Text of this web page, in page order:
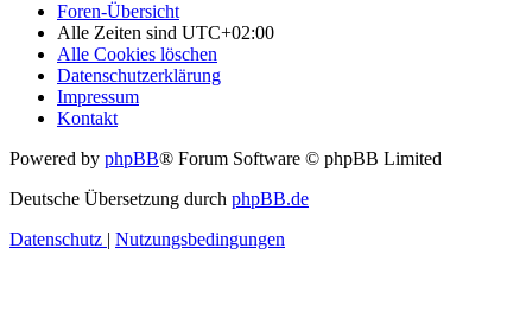
Foren-Übersicht
Alle Zeiten sind UTC+02:00
Alle Cookies löschen
Datenschutzerklärung
Impressum
Kontakt
Powered by phpBB® Forum Software © phpBB Limited
Deutsche Übersetzung durch phpBB.de
Datenschutz | Nutzungsbedingungen